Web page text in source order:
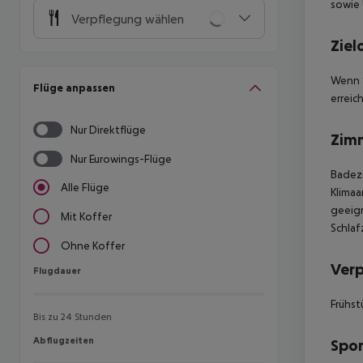
Verpflegung wählen
Flüge anpassen
Nur Direktflüge
Nur Eurowings-Flüge
Alle Flüge
Mit Koffer
Ohne Koffer
Flugdauer
Flugdauer
Bis zu 24 Stunden
Abflugzeiten
Abflugzeiten
sowie
Wenn